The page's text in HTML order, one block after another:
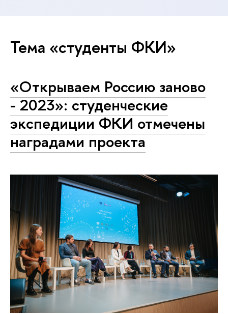
Тема «студенты ФКИ»
«Открываем Россию заново
- 2023»: студенческие
экспедиции ФКИ отмечены
наградами проекта